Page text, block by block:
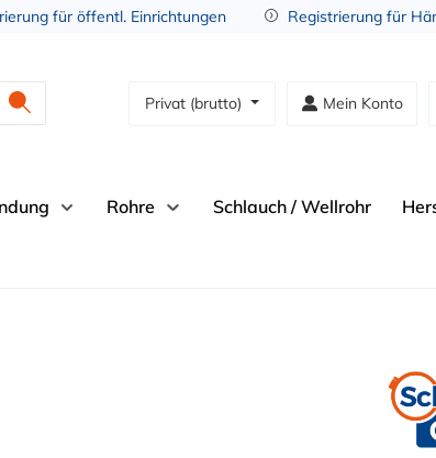
für öffentl. Einrichtungen Registrierung für
Privat (brutto) Mein Konto
Rohre Schlauch / Wellrohr